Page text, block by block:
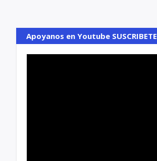
Apoyanos en Youtube SUSCRIBETE